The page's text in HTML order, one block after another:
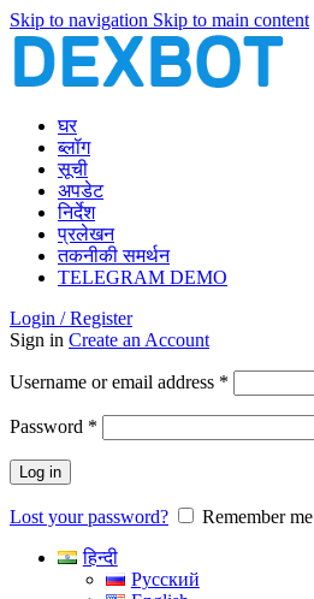
Skip to navigation Skip to main content
घर
ब्लॉग
सूची
अपडेट
निर्देश
प्रलेखन
तकनीकी समर्थन
TELEGRAM DEMO
Login / Register
Sign in Create an Account
Username or email address *
Password *
Log in
Lost your password?
Remember me
हिन्दी
Русский